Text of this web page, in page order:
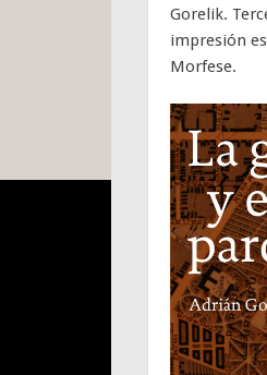
Gorelik.
impresión
Morfese.